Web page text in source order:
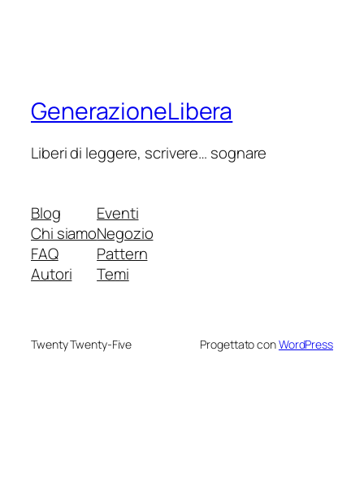
GenerazioneLibera
Liberi di leggere, scrivere… sognare
Blog
Chi siamo
FAQ
Autori
Eventi
Negozio
Pattern
Temi
Twenty Twenty-Five Progettato conWordPress